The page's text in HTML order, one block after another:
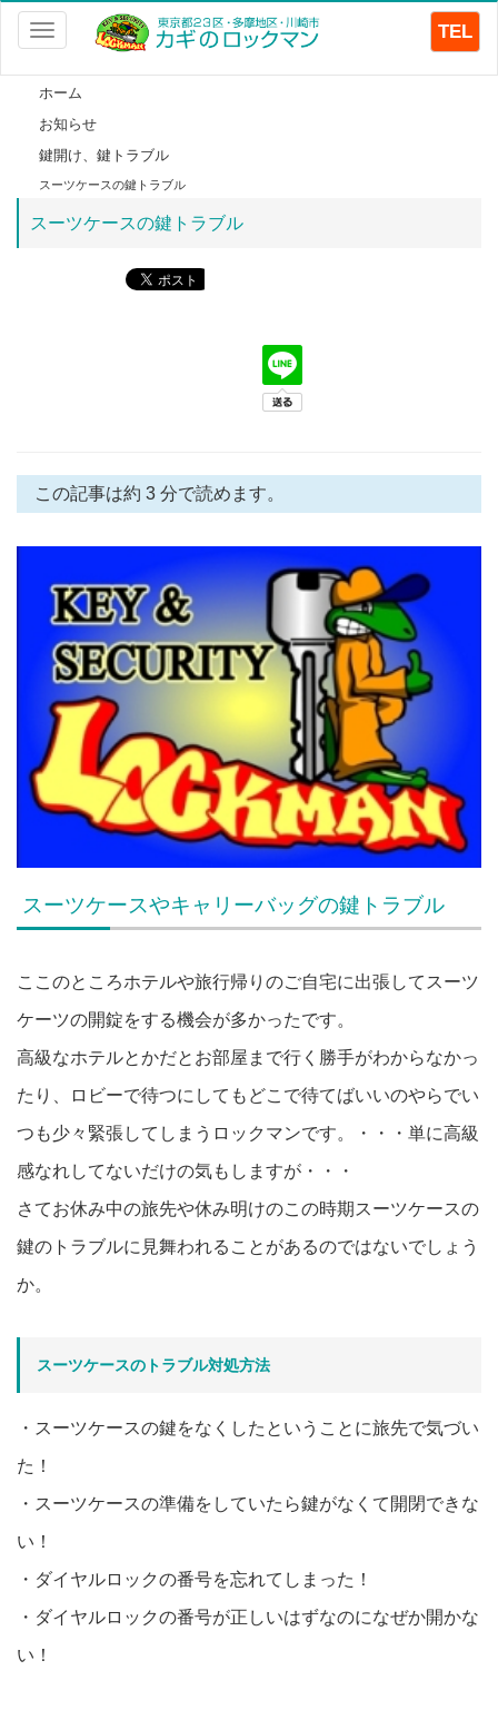
Toggle
navigation
TEL
ホーム
お知らせ
鍵開け、鍵トラブル
スーツケースの鍵トラブル
スーツケースの鍵トラブル
この記事は約 3 分で読めます。
スーツケースやキャリーバッグの鍵トラブル
ここのところホテルや旅行帰りのご自宅に出張してスーツ
ケーツの開錠をする機会が多かったです。
高級なホテルとかだとお部屋まで行く勝手がわからなかっ
たり、ロビーで待つにしてもどこで待てばいいのやらでい
つも少々緊張してしまうロックマンです。・・・単に高級
感なれしてないだけの気もしますが・・・
さてお休み中の旅先や休み明けのこの時期スーツケースの
鍵のトラブルに見舞われることがあるのではないでしょう
か。
スーツケースのトラブル対処方法
・スーツケースの鍵をなくしたということに旅先で気づい
た！
・スーツケースの準備をしていたら鍵がなくて開閉できな
い！
・ダイヤルロックの番号を忘れてしまった！
・ダイヤルロックの番号が正しいはずなのになぜか開かな
い！